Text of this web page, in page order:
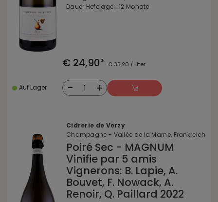
Dauer Hefelager: 12 Monate
€ 24,90* € 33,20 / Liter
Auf Lager - 1 +
Cidrerie de Verzy
Champagne - Vallée de la Marne, Frankreich
Poiré Sec - MAGNUM
Vinifie par 5 amis
Vignerons: B. Lapie, A.
Bouvet, F. Nowack, A.
Renoir, Q. Paillard 2022